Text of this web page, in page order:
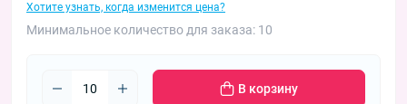
Хотите узнать, когда изменится цена?
Минимальное количество для заказа: 10
В корзину